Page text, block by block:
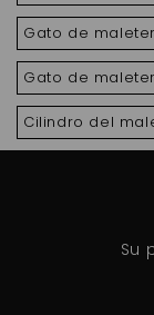
Gato de
Gato de
Cilindro del
Su